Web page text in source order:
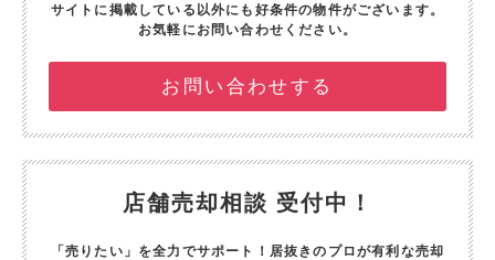
サイトに掲載している以外にも好条件の物件がございます。
お気軽にお問い合わせください。
お問い合わせする
店舗売却相談 受付中！
「売りたい」を全力でサポート！ 居抜きのプロが有利な売却